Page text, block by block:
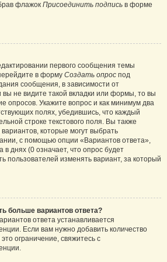
флажок Присоединить подпись в форме
первого сообщения темы
в форму Создать опрос под
сообщения, в зависимости от
вы не видите такой вкладки или формы, то вы
опросов. Укажите вопрос и как минимум два
полях, убедившись, что каждый
строке текстового поля. Вы также
которые могут выбрать
с помощью опции «Вариантов ответа»,
днях (0 означает, что опрос будет
пользователей изменять вариант, за который
больше вариантов ответа?
ответа устанавливается
Если вам нужно добавить количество
ограничение, свяжитесь с